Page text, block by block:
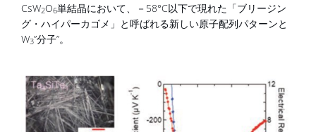
CsW2O6単結晶において、－58°C以下で現れた「ブリージン
グ・ハイパーカゴメ」と呼ばれる新しい原子配列パターンと
W3”分子”。